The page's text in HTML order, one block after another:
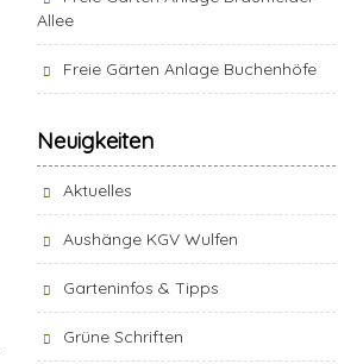
Allee
Freie Gärten Anlage Buchenhöfe
Neuigkeiten
Aktuelles
Aushänge KGV Wulfen
Garteninfos & Tipps
Grüne Schriften